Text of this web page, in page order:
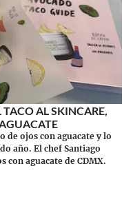
TACO AL SKINCARE,
de ojos con aguacate y lo
año. El chef Santiago
con aguacate de CDMX.